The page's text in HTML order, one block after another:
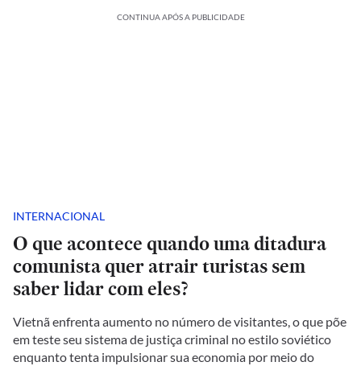
CONTINUA APÓS A PUBLICIDADE
INTERNACIONAL
O que acontece quando uma ditadura
comunista quer atrair turistas sem
saber lidar com eles?
Vietnã enfrenta aumento no número de visitantes, o que põe
em teste seu sistema de justiça criminal no estilo soviético
enquanto tenta impulsionar sua economia por meio do